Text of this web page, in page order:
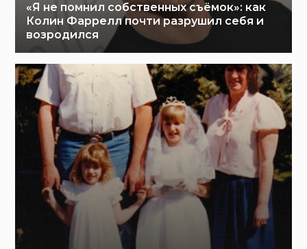
«Я не помнил собственных съёмок»: как
Колин Фаррелл почти разрушил себя и
возродился